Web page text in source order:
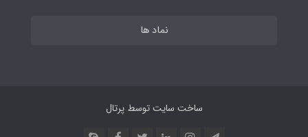
نماد ها
ساخت سایت توسطپرتال